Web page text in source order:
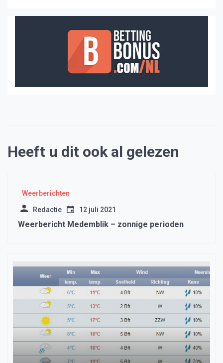
Heeft u dit ook al gelezen
Weerberichten
Redactie 12 juli 2021
Weerbericht Medemblik – zonnige perioden